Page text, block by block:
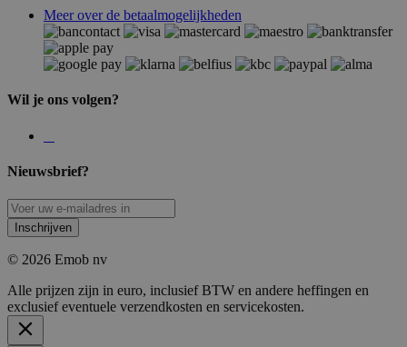
Meer over de betaalmogelijkheden
Wil je ons volgen?
Nieuwsbrief?
Inschrijven
© 2026 Emob nv
Alle prijzen zijn in euro, inclusief BTW en andere heffingen en
exclusief eventuele verzendkosten en servicekosten.